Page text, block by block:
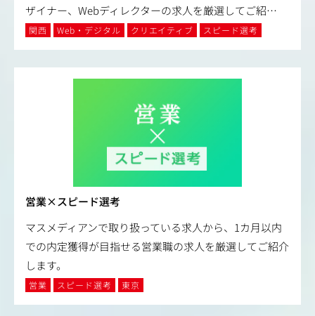
ザイナー、Webディレクターの求人を厳選してご紹…
関西 Web・デジタル クリエイティブ スピード選考
営業×スピード選考
マスメディアンで取り扱っている求人から、1カ月以内
での内定獲得が目指せる営業職の求人を厳選してご紹介
します。
営業 スピード選考 東京